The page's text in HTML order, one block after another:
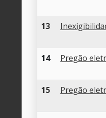
13
14 Pregão
15 Pregão